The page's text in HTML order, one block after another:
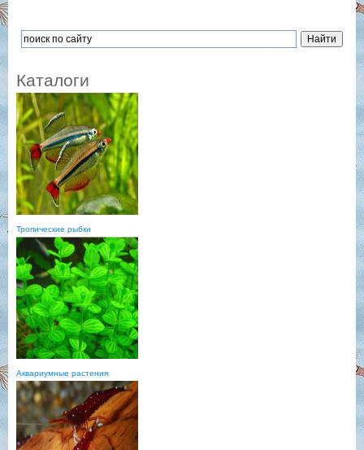
Каталоги
Тропические рыбки
Аквариумные растения